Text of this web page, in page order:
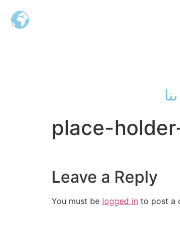
place-
Leave a Reply
You must be logged in to post a